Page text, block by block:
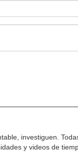
investiguen.
y videos de